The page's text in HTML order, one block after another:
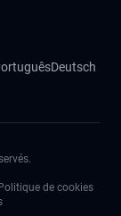
Deutsch
Politique de cookies